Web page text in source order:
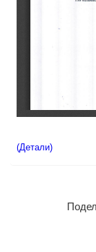
(Детали)